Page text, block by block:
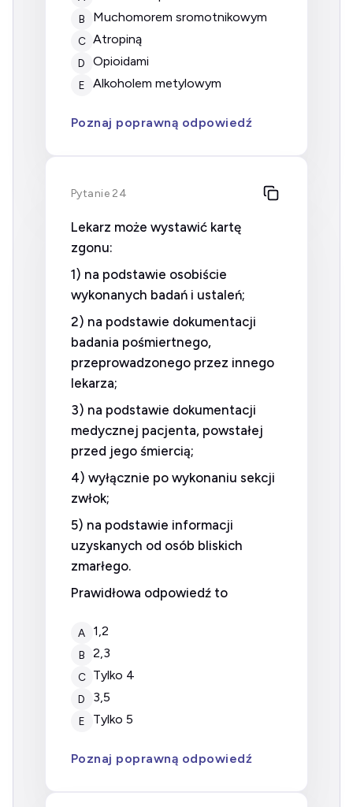
B muchomorem sromotnikowym
C atropiną
D opioidami
E alkoholem metylowym
Poznaj poprawną odpowiedź
Pytanie 24
Lekarz może wystawić kartę
zgonu:
1) na podstawie osobiście
wykonanych badań i ustaleń;
2) na podstawie dokumentacji
badania pośmiertnego,
przeprowadzonego przez innego
lekarza;
3) na podstawie dokumentacji
medycznej pacjenta, powstałej
przed jego śmiercią;
4) wyłącznie po wykonaniu sekcji
zwłok;
5) na podstawie informacji
uzyskanych od osób bliskich
zmarłego.
Prawidłowa odpowiedź to
A 1,2
B 2,3
C tylko 4
D 3,5
E tylko 5
Poznaj poprawną odpowiedź